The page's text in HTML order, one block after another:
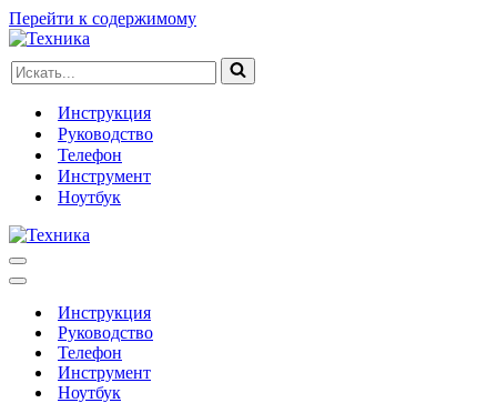
Перейти к содержимому
Искать...
Инструкция
Руководство
Телефон
Инструмент
Ноутбук
Меню
навигации
Меню
навигацииИнструкция
Руководство
Телефон
Инструмент
Ноутбук